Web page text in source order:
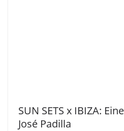
SUN SETS x IBIZA:
José Padilla